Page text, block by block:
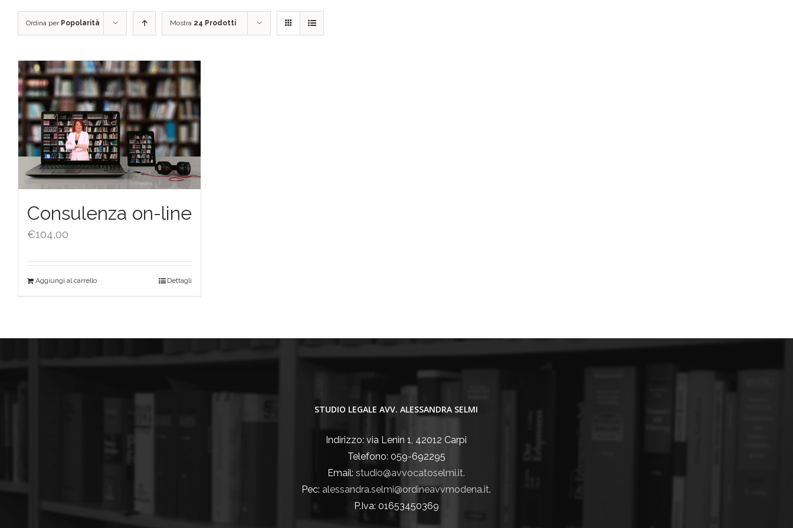
Ordina per Popolarità Mostra 24 Prodotti
Consulenza on-line
€104,00
Aggiungi al carrello Dettagli
STUDIO LEGALE AVV. ALESSANDRA SELMI
Indirizzo: via Lenin 1, 42012 Carpi
Telefono: 059-692295
Email:studio@avvocatoselmi.it.
Pec: alessandra.selmi@ordineavvmodena.it.
P.Iva: 01653450369